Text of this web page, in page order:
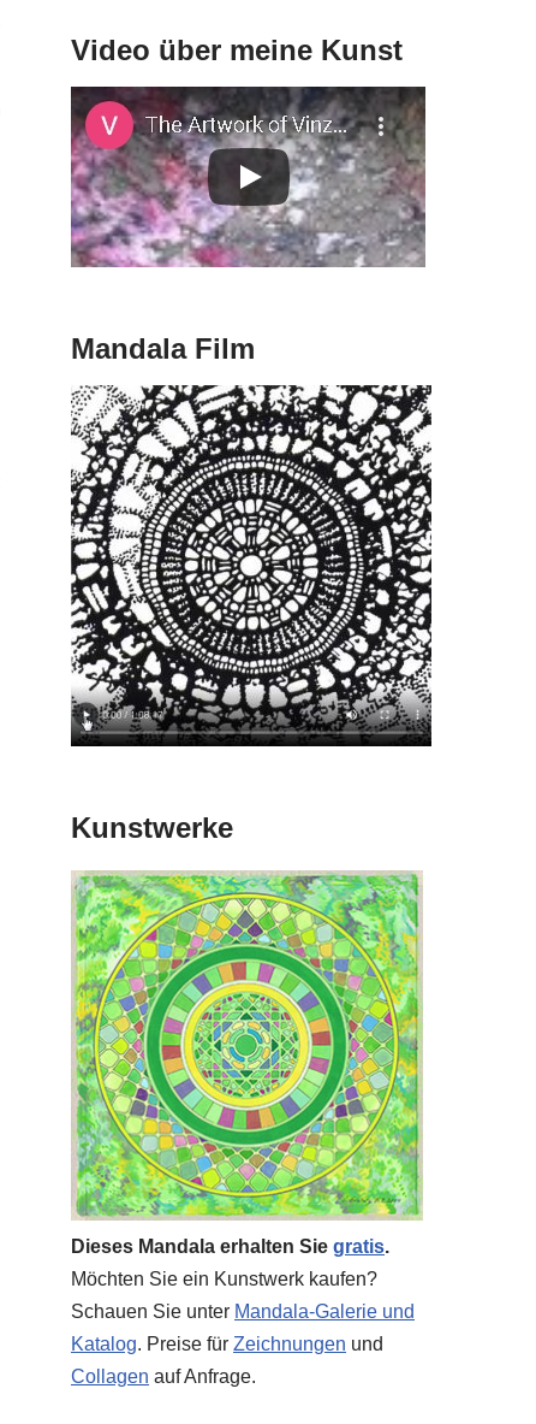
Video über meine Kunst
Mandala Film
Kunstwerke
Dieses Mandala erhalten Sie gratis.
Möchten Sie ein Kunstwerk kaufen?
Schauen Sie unter Mandala-Galerie und
Katalog. Preise für Zeichnungen und
Collagen auf Anfrage.